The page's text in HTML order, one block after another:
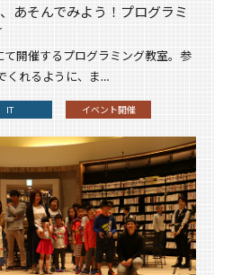
あそんでみよう！プログラミ
開催するプログラミング教室。参
くれるように、ま…
IT イベント開催